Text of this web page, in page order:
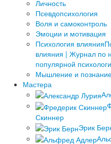
Личность
Псевдопсихология
Воля и самоконтроль
Эмоции и мотивация
Психология влияния
влияния | Журнал по
популярной
Мышление и
Мастера
Скиннер
Эрик